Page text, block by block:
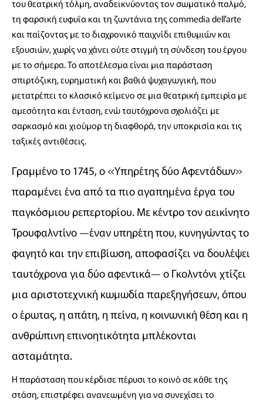
του θεατρική τόλμη, αναδεικνύοντας τον σωματικό παλμό,
τη φαρσική ευφυΐα και τη ζωντάνια της commedia dell’arte
και παίζοντας με το διαχρονικό παιχνίδι επιθυμιών και
εξουσιών, χωρίς να χάνει ούτε στιγμή τη σύνδεση του έργου
με το σήμερα. Το αποτέλεσμα είναι μια παράσταση
σπιρτόζικη, ευρηματική και βαθιά ψυχαγωγική, που
μετατρέπει το κλασικό κείμενο σε μια θεατρική εμπειρία με
αμεσότητα και ένταση, ενώ ταυτόχρονα σχολιάζει με
σαρκασμό και χιούμορ τη διαφθορά, την υποκρισία και τις
ταξικές αντιθέσεις.
Γραμμένο το 1745, ο «Υπηρέτης δύο Αφεντάδων»
παραμένει ένα από τα πιο αγαπημένα έργα του
παγκόσμιου ρεπερτορίου. Με κέντρο τον αεικίνητο
Τρουφαλντίνο —έναν υπηρέτη που, κυνηγώντας το
φαγητό και την επιβίωση, αποφασίζει να δουλέψει
ταυτόχρονα για δύο αφεντικά— ο Γκολντόνι χτίζει
μια αριστοτεχνική κωμωδία παρεξηγήσεων, όπου
ο έρωτας, η απάτη, η πείνα, η κοινωνική θέση και η
ανθρώπινη επινοητικότητα μπλέκονται
ασταμάτητα.
Η παράσταση που κέρδισε πέρυσι το κοινό σε κάθε της
στάση, επιστρέφει ανανεωμένη για να συνεχίσει το